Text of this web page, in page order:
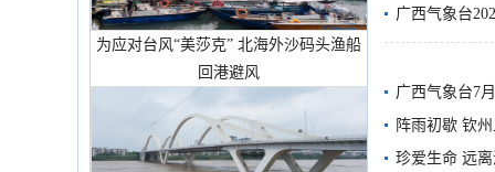
为应对台风“美莎克” 北海外沙码头渔船
回港避风
广西气象台
预警
广西气象台7
阵雨初歇 钦
珍爱生命 远